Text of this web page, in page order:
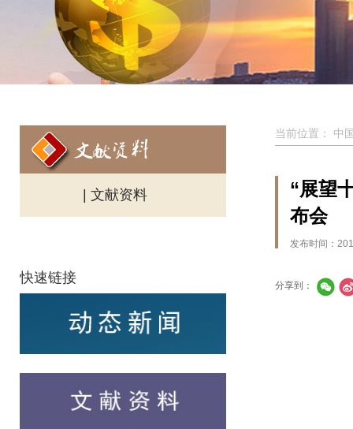
| 文献资料
快速链接
当前位置： 中
“展望
布会
发布时间：
分享到：